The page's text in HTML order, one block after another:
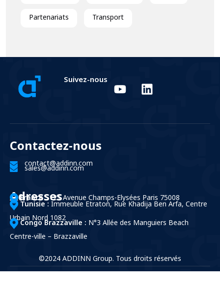
Partenariats Transport
Suivez-nous
Contactez-nous
contact@addinn.com
sales@addinn.com
Adresses
France :121 Avenue Champs-Elysées Paris 75008
Tunisie : Immeuble Etraton, Rue Khadija Ben Arfa, Centre
Urbain Nord 1082
Congo Brazzaville : N°3 Allée des Manguiers Beach
Centre-ville – Brazzaville
©2024 ADDINN Group. Tous droits réservés